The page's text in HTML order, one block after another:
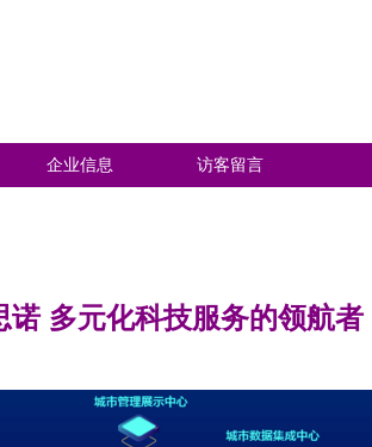
企业信息 访客留言
诺 多元化科技服务的领航者